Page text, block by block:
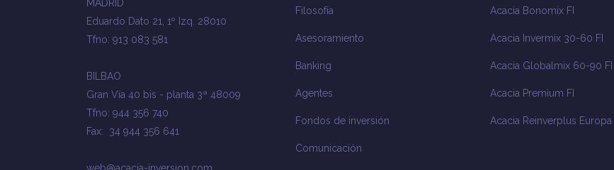
MADRID
Eduardo Dato 21, 1º Izq. 28010
Tfno: 913 083 581
BILBAO
Gran Vía 40 bis - planta 3ª 48009
Tfno: 944 356 740
Fax: 34 944 356 641
Filosofía
Asesoramiento
Banking
Agentes
Fondos de inversión
Comunicación
Acacia Bonomix FI
Acacia Invermix 30-60 FI
Acacia Globalmix 60-90 FI
Acacia Premium FI
Acacia Reinverplus Europa